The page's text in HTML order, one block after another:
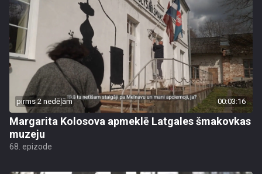
pirms 2 nedēļām 00:03:16
Margarita Kolosova apmeklē Latgales šmakovkas
muzeju
68. epizode